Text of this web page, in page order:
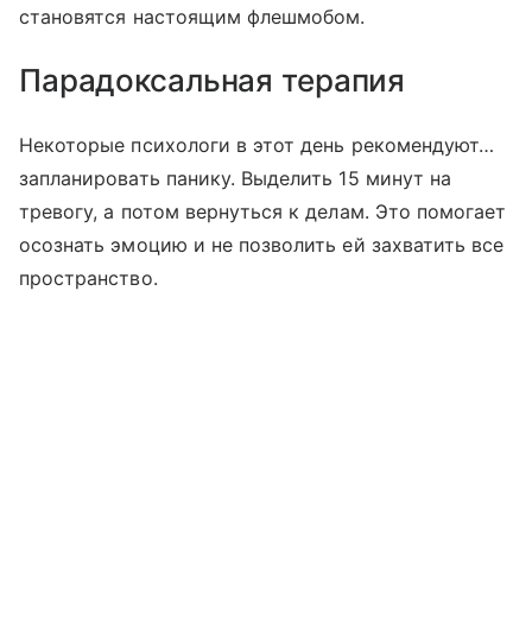
становятся настоящим флешмобом.
Парадоксальная терапия
Некоторые психологи в этот день рекомендуют…
запланировать панику. Выделить 15 минут на
тревогу, а потом вернуться к делам. Это помогает
осознать эмоцию и не позволить ей захватить все
пространство.